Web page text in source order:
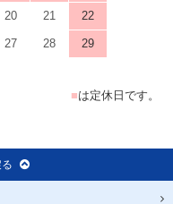
は定休日です。